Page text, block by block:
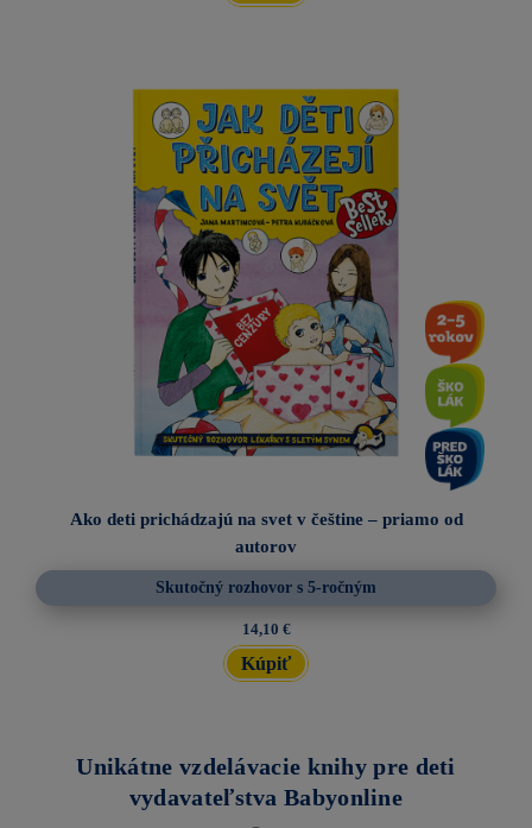
Ako deti prichádzajú na svet v češtine – priamo od
autorov
Skutočný rozhovor s 5-ročným
14,10 €
Kúpiť
Unikátne vzdelávacie knihy pre deti
vydavateľstva Babyonline